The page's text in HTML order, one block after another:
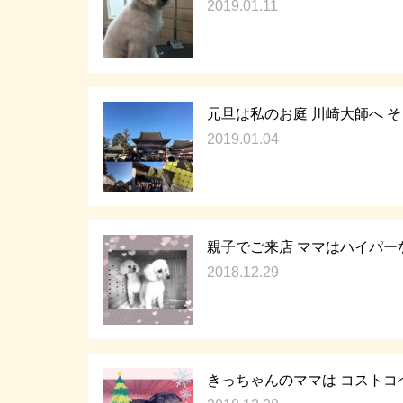
2019.01.11
元旦は私のお庭 川崎大師へ
2019.01.04
親子でご来店 ママはハイパ
2018.12.29
きっちゃんのママは コストコ